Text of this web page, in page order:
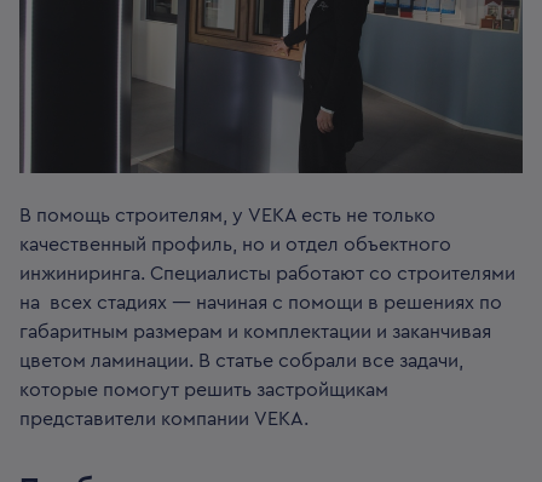
В помощь строителям, у VEKA есть не только
качественный профиль, но и отдел объектного
инжиниринга. Специалисты работают со строителями
на всех стадиях — начиная с помощи в решениях по
габаритным размерам и комплектации и заканчивая
цветом ламинации. В статье собрали все задачи,
которые помогут решить застройщикам
представители компании VEKA.